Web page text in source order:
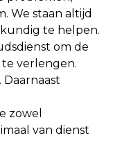
We staan altijd
te helpen.
om de
verlengen.
zowel
van dienst